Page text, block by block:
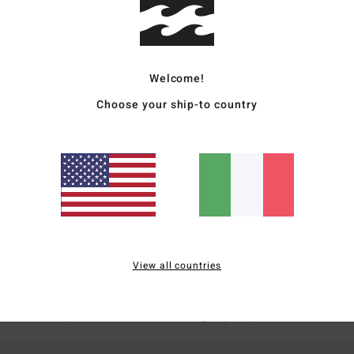
9%
Punteggio medio
3.0
Welcome!
Choose your ship-to country
View all countries